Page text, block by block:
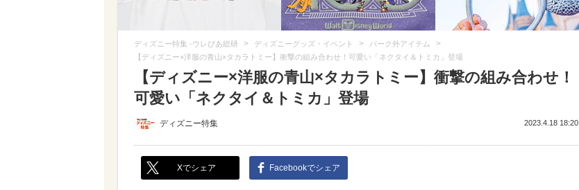
ディズニー特集 -ウレぴあ総研 > ディズニーグッズ・イベント > パーク外アイテム >
【ディズニー×洋服の青山×タカラトミー】衝撃の組み合わせ！可愛い「ネクタイ＆トミカ」登場
【ディズニー×洋服の青山×タカラトミー】衝撃の組み合わせ！
可愛い「ネクタイ＆トミカ」登場
ディズニー特集 2023.4.18 18:20
Xでシェア Facebookでシェア